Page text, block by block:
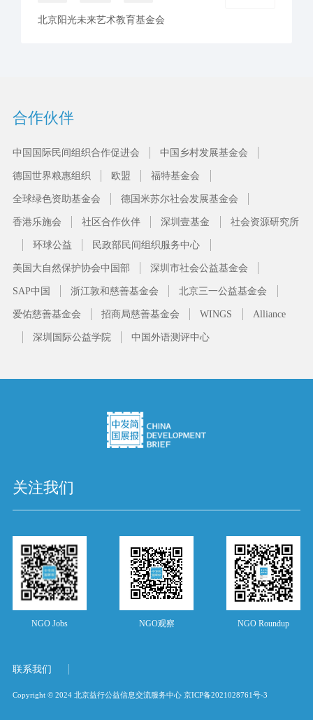
北京阳光未来艺术教育基金会
合作伙伴
中国国际民间组织合作促进会 中国乡村发展基金会
德国世界粮惠组织 欧盟 福特基金会
全球绿色资助基金会 德国米苏尔社会发展基金会
香港乐施会 社区合作伙伴 深圳壹基金 社会资源研究所
环球公益 民政部民间组织服务中心
美国大自然保护协会中国部 深圳市社会公益基金会
SAP中国 浙江敦和慈善基金会 北京三一公益基金会
爱佑慈善基金会 招商局慈善基金会 WINGS Alliance
深圳国际公益学院 中国外语测评中心
关注我们
NGO Jobs NGO观察 NGO Roundup
联系我们
Copyright © 2024 北京益行公益信息交流服务中心 京ICP备2021028761号-3